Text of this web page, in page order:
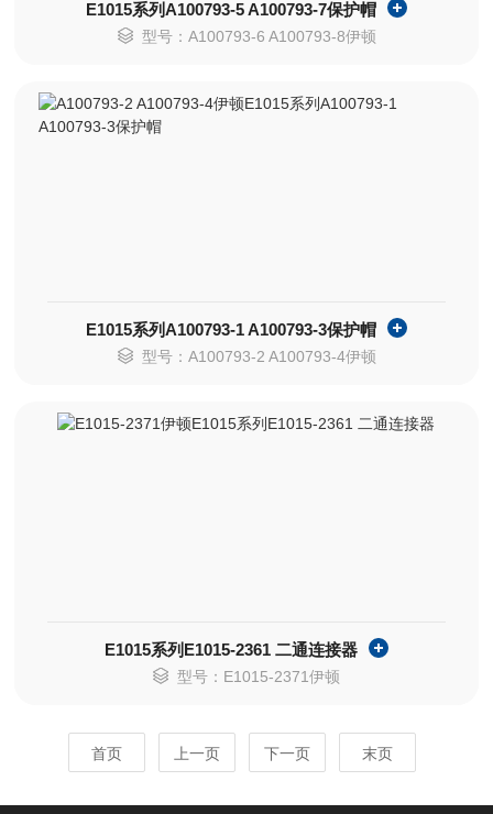
E1015系列A100793-5 A100793-7保护帽
型号：A100793-6 A100793-8伊顿
E1015系列A100793-1 A100793-3保护帽
型号：A100793-2 A100793-4伊顿
E1015系列E1015-2361 二通连接器
型号：E1015-2371伊顿
首页 上一页 下一页 末页